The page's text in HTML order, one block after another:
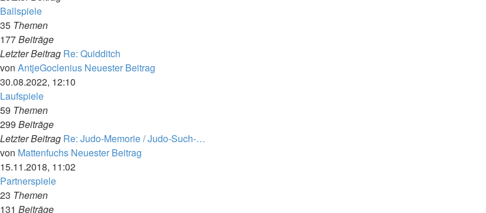
Ballspiele
35 Themen
177Beiträge
Letzter Beitrag Re: Quidditch
von AntjeGoclenius Neuester Beitrag
30.08.2022, 12:10
Laufspiele
59 Themen
299 Beiträge
Letzter Beitrag Re: Judo-Memorie / Judo-Such-…
von Mattenfuchs Neuester Beitrag
15.11.2018, 11:02
Partnerspiele
23 Themen
131 Beiträge